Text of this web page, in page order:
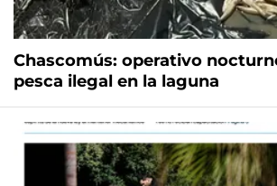
Chascomús: operativo
pesca ilegal en la laguna